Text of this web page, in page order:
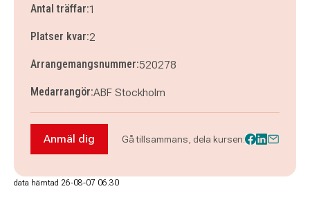
Antal träffar:1
Platser kvar:2
Arrangemangsnummer:520278
Medarrangör:ABF Stockholm
Anmäl dig till Nyhet! Henna - workshop
Anmäl dig Gå tillsammans, dela kursen:
data hämtad 26-08-07 06.30